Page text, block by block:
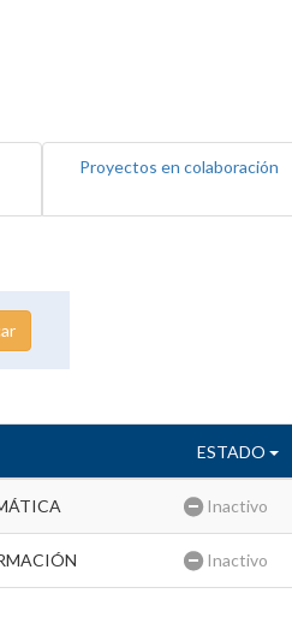
Proyectos en colaboración
ESTADO
Inactivo
Inactivo